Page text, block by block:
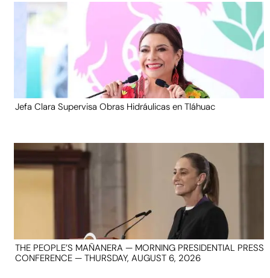
Jefa Clara Supervisa Obras Hidráulicas en Tláhuac
THE PEOPLE’S MAÑANERA — MORNING PRESIDENTIAL PRESS
CONFERENCE — THURSDAY, AUGUST 6, 2026